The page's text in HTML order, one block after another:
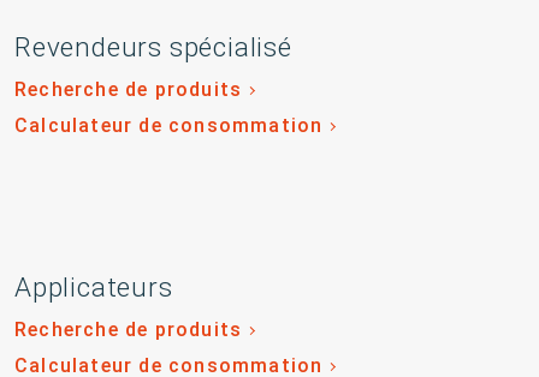
Revendeurs spécialisé
Recherche de produits
Calculateur de consommation
Applicateurs
Recherche de produits
Calculateur de consommation